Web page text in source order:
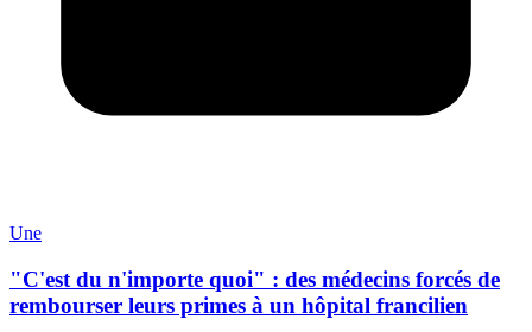
Une
"C'est du n'importe quoi" : des médecins forcés de
rembourser leurs primes à un hôpital francilien